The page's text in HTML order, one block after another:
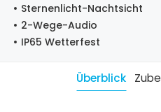
Sternenlicht-Nachtsicht
2-Wege-Audio
IP65 Wetterfest
Überblick